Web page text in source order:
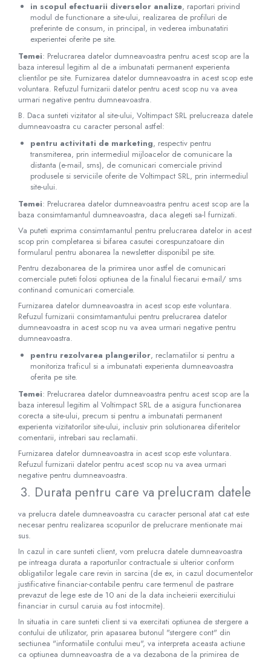
in scopul efectuarii diverselor analize, raportari privind
modul de functionare a site-ului, realizarea de profiluri de
preferinte de consum, in principal, in vederea imbunatatiri
experientei oferite pe site.
Temei: Prelucrarea datelor dumneavoastra pentru acest scop are la
baza interesul legitim al de a imbunatati permanent experienta
clientilor pe site. Furnizarea datelor dumneavoastra in acest scop este
voluntara. Refuzul furnizarii datelor pentru acest scop nu va avea
urmari negative pentru dumneavoastra.
B. Daca sunteti vizitator al site-ului, Voltimpact SRL prelucreaza datele
dumneavoastra cu caracter personal astfel:
pentru activitati de marketing, respectiv pentru
transmiterea, prin intermediul mijloacelor de comunicare la
distanta (e-mail, sms), de comunicari comerciale privind
produsele si serviciile oferite de Voltimpact SRL, prin intermediul
site-ului.
Temei: Prelucrarea datelor dumneavoastra pentru acest scop are la
baza consimtamantul dumneavoastra, daca alegeti sa-l furnizati.
Va puteti exprima consimtamantul pentru prelucrarea datelor in acest
scop prin completarea si bifarea casutei corespunzatoare din
formularul pentru abonarea la newsletter disponibil pe site.
Pentru dezabonarea de la primirea unor astfel de comunicari
comerciale puteti folosi optiunea de la finalul fiecarui e-mail/ sms
continand comunicari comerciale.
Furnizarea datelor dumneavoastra in acest scop este voluntara.
Refuzul furnizarii consimtamantului pentru prelucrarea datelor
dumneavoastra in acest scop nu va avea urmari negative pentru
dumneavoastra.
pentru rezolvarea plangerilor, reclamatiilor si pentru a
monitoriza traficul si a imbunatati experienta dumneavoastra
oferita pe site.
Temei: Prelucrarea datelor dumneavoastra pentru acest scop are la
baza interesul legitim al Voltimpact SRL de a asigura functionarea
corecta a site-ului, precum si pentru a imbunatati permanent
experienta vizitatorilor site-ului, inclusiv prin solutionarea diferitelor
comentarii, intrebari sau reclamatii.
Furnizarea datelor dumneavoastra in acest scop este voluntara.
Refuzul furnizarii datelor pentru acest scop nu va avea urmari
negative pentru dumneavoastra.
3. Durata pentru care va prelucram datele
va prelucra datele dumneavoastra cu caracter personal atat cat este
necesar pentru realizarea scopurilor de prelucrare mentionate mai
sus.
In cazul in care sunteti client, vom prelucra datele dumneavoastra
pe intreaga durata a raporturilor contractuale si ulterior conform
obligatiilor legale care revin in sarcina (de ex, in cazul documentelor
justificative financiar-contabile pentru care termenul de pastrare
prevazut de lege este de 10 ani de la data incheierii exercitiului
financiar in cursul caruia au fost intocmite).
In situatia in care sunteti client si va exercitati optiunea de stergere a
contului de utilizator, prin apasarea butonul "stergere cont" din
sectiunea "informatiile contului meu", va interpreta aceasta actiune
ca optiunea dumneavoastra de a va dezabona de la primirea de